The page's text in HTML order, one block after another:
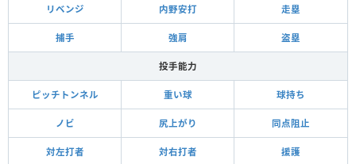
リベンジ 内野安打 走塁
捕手 強肩 盗塁
投手能力
ピッチトンネル 重い球 球持ち
ノビ 尻上がり 同点阻止
対左打者 対右打者 援護